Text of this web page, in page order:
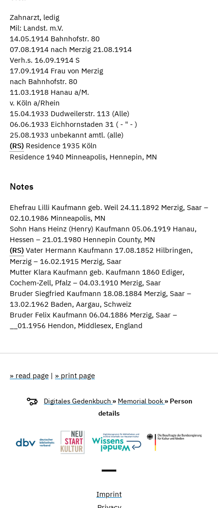
Zahnarzt, ledig
Mil: Landst. m.V.
14.05.1914 Bahnhofstr. 80
07.08.1914 nach Merzig 21.08.1914
Verh.s. 16.09.1914 S
17.09.1914 Frau von Merzig
nach Bahnhofstr. 80
11.03.1918 Hanau a/M.
v. Köln a/Rhein
15.04.1933 Dudweilerstr. 113 (Alle)
06.06.1933 Eichhornstaden 31 ( - " - )
25.08.1933 unbekannt amtl. (alle)
(RS) Residence 1935 Köln
Residence 1940 Minneapolis, Hennepin, MN
Notes
Ehefrau Lilli Kaufmann geb. Weil 24.11.1892 Merzig, Saar –
02.10.1986 Minneapolis, MN
Sohn Hans Heinz (Henry) Kaufmann 05.06.1919 Hanau,
Hessen – 21.01.1980 Hennepin County, MN
(RS) Vater Hermann Kaufmann 17.08.1852 Hilbringen,
Merzig – 16.02.1915 Merzig, Saar
Mutter Klara Kaufmann geb. Kaufmann 1860 Ediger,
Cochem-Zell, Pfalz – 04.03.1910 Merzig, Saar
Bruder Siegfried Kaufmann 18.08.1884 Merzig, Saar –
13.02.1962 Baden, Aargau, Schweiz
Bruder Felix Kaufmann 06.04.1886 Merzig, Saar –
__01.1956 Hendon, Middlesex, England
» read page | » print page
Digitales Gedenkbuch » Memorial book » Person
details
Imprint